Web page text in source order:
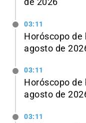
03:11
Horóscopo de
agosto de
03:11
Horóscopo de
agosto de
03:11